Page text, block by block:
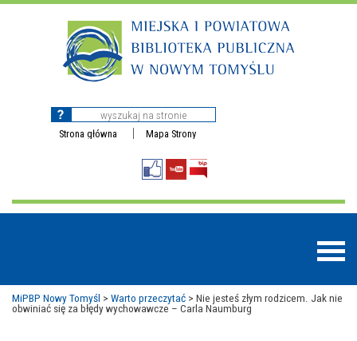
Strona główna Mapa Strony
MiPBP Nowy Tomyśl > Warto przeczytać > Nie jesteś złym rodzicem. Jak nie
obwiniać się za błędy wychowawcze – Carla Naumburg